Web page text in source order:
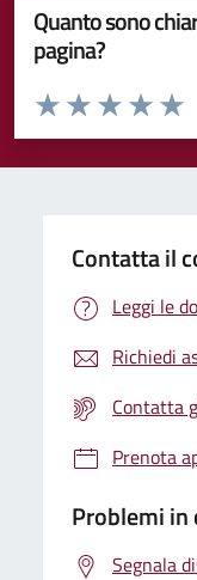
Quanto sono
pagina?
Valuta da 1 a 5 stelle la
Valuta
Valuta 3
Valuta 2 stelle
Valuta 1 stelle su 5
Contatta il
Leggi le
Richiedi
Contatta
Prenota
Problemi in
Segnala